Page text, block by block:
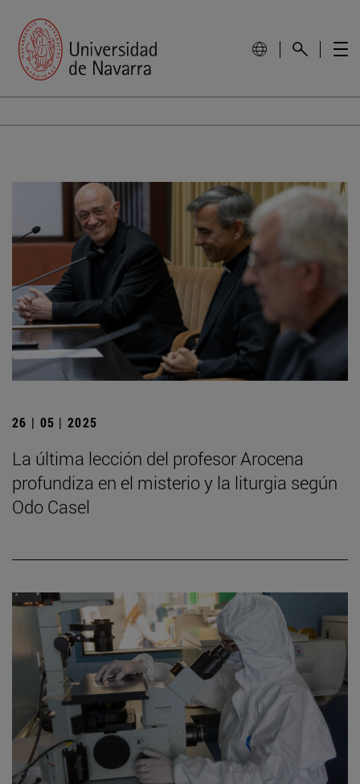
26 | 05 | 2025
La última lección del profesor Arocena
profundiza en el misterio y la liturgia según
Odo Casel